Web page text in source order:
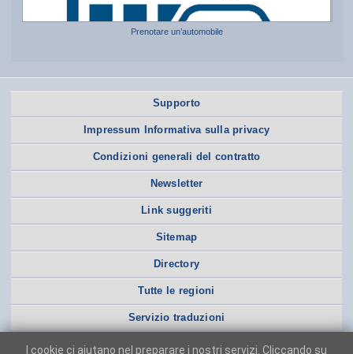
Prenotare un’automobile
Supporto
Impressum Informativa sulla privacy
Condizioni generali del contratto
Newsletter
Link suggeriti
Sitemap
Directory
Tutte le regioni
Servizio traduzioni
I cookie ci aiutano nel preparare i nostri servizi. Cliccando su